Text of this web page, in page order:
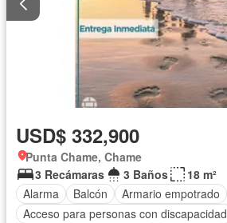
USD$ 332,900
Punta Chame, Chame
3 Recámaras
3 Baños
18 m²
Alarma
Balcón Armario empotrado
Acceso para personas con discapacidad